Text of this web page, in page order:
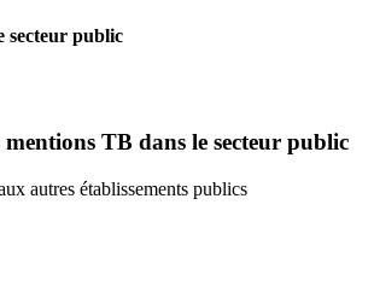
secteur public
mentions TB dans le secteur public
autres établissements publics